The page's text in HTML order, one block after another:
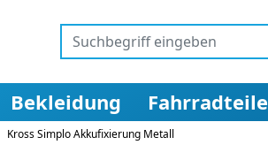
Bekleidung Fahrradteile
Kross Simplo Akkufixierung Metall